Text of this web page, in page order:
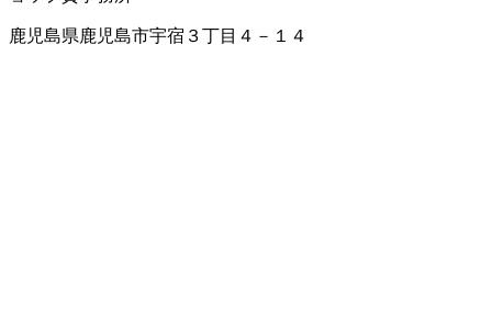
鹿児島県鹿児島市宇宿３丁目４－１４